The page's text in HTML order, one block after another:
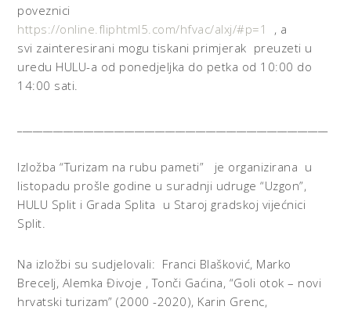
poveznici
https://online.fliphtml5.com/hfvac/alxj/#p=1
, a
svi zainteresirani mogu tiskani primjerak preuzeti u
uredu HULU-a od ponedjeljka do petka od 10:00 do
14:00 sati.
Izložba “Turizam na rubu pameti” je organizirana u
listopadu prošle godine u suradnji udruge “Uzgon”,
HULU Split i Grada Splita u Staroj gradskoj vijećnici
Split.
Na izložbi su sudjelovali: Franci Blašković, Marko
Brecelj, Alemka Đivoje , Tonči Gaćina, “Goli otok – novi
hrvatski turizam” (2000 -2020), Karin Grenc,